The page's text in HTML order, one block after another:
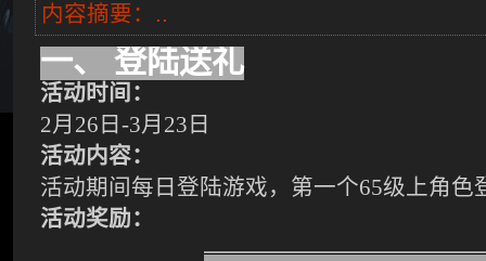
内容摘要：..
一、 登陆送礼
活动时间：
2月26日-3月23日
活动内容：
活动期间每日登陆游戏，第一个65级上角色
活动奖励：